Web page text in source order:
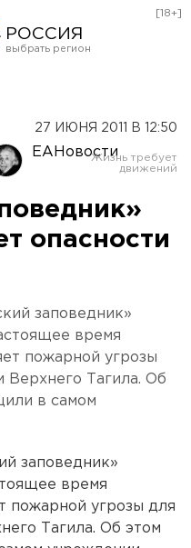
РОССИЯ
Оренбург
[18+]
27 ИЮНЯ 2011 В 12:50
ЕАНовости
опасности
заповедник»
время
пожарной угрозы
Верхнего Тагила. Об
в самом
заповедник»
время
пожарной угрозы для
Тагила. Об этом